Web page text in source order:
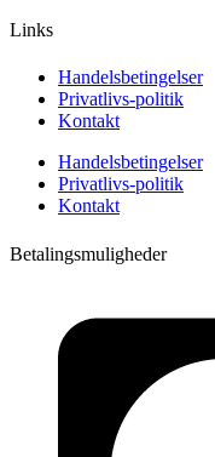
Links
Handelsbetingelser
Privatlivs-politik
Kontakt
Handelsbetingelser
Privatlivs-politik
Kontakt
Betalingsmuligheder